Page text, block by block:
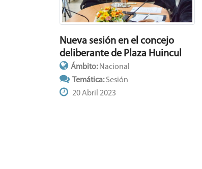
Nueva sesión en el concejo
deliberante de Plaza Huincul
Ámbito: Nacional
Temática:Sesión
20 Abril 2023